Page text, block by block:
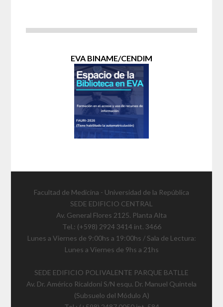
EVA BINAME/CENDIM
Facultad de Medicina - Universidad de la República
SEDE EDIFICIO CENTRAL
Av. General Flores 2125. Planta Alta
Tel.: (+598) 2924 3414 int. 3466
Lunes a Viernes de 9:00hs a 19:00hs / Sala de Lectura:
Lunes a Viernes de 9hs a 21hs
SEDE EDIFICIO POLIVALENTE PARQUE BATLLE
Av. Dr. Américo Ricaldoni S/N esqu. Dr. Manuel Quintela
(Subsuelo del Módulo A)